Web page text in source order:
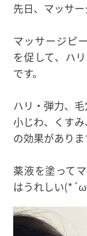
先日、マッサ
マッサージピ
を促して、ハ
です。
ハリ・弾力、
小じわ、くす
の効果があり
薬液を塗って
はうれしい